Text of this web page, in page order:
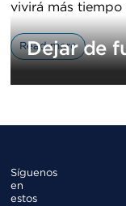
Dejar de
vivirá más tiempo
Read more
Síguenos
en
estos